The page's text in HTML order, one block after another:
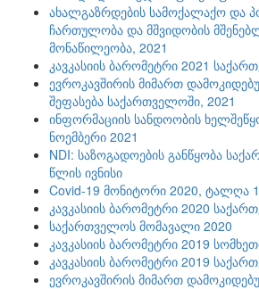
ახალგაზრდების სამოქალაქო და
ჩართულობა და მშვიდობის
მონაწილეობა, 2021
კავკასიის ბარომეტრი 2021
ევროკავშირის მიმართ
შეფასება საქართველოში, 2021
ინფორმაციის სანდოობის
ნოემბერი 2021
NDI: საზოგადოების განწყობა
წლის ივნისი
Covid-19 მონიტორი 2020, ტალღა 1
კავკასიის ბარომეტრი 2020
საქართველოს მომავალი 2020
კავკასიის ბარომეტრი 2019
კავკასიის ბარომეტრი 2019
ევროკავშირის მიმართ